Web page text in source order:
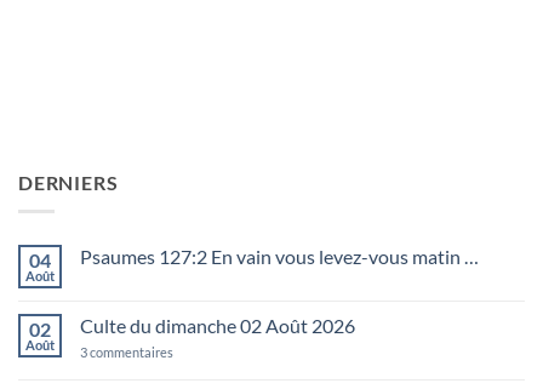
DERNIERS
04
Août
Psaumes 127:2 En vain vous levez-vous matin …
Psaumes
En
02
Août
Culte du dimanche 02 Août 2026
3 commentaires